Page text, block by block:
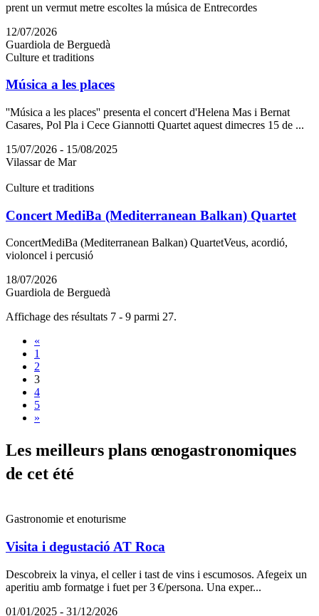
prent un vermut metre escoltes la música de Entrecordes
12/07/2026
Guardiola de Berguedà
Culture et traditions
Música a les places
''Música a les places'' presenta el concert d'Helena Mas i Bernat
Casares, Pol Pla i Cece Giannotti Quartet aquest dimecres 15 de ...
15/07/2026 - 15/08/2025
Vilassar de Mar
Culture et traditions
Concert MediBa (Mediterranean Balkan) Quartet
ConcertMediBa (Mediterranean Balkan) QuartetVeus, acordió,
violoncel i percusió
18/07/2026
Guardiola de Berguedà
Affichage des résultats 7 - 9 parmi 27.
«
1
2
3
4
5
»
Les meilleurs plans œnogastronomiques
de cet été
Gastronomie et enoturisme
Visita i degustació AT Roca
Descobreix la vinya, el celler i tast de vins i escumosos. Afegeix un
aperitiu amb formatge i fuet per 3 €/persona. Una exper...
01/01/2025 - 31/12/2026